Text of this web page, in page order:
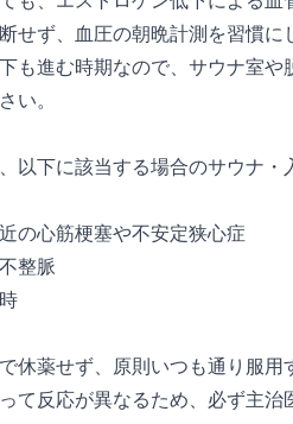
せず、血圧の朝晩計測を習慣
も進む時期なので、サウナ室
い。
以下に該当する場合のサウナ・
の心筋梗塞や不安定狭心症
整脈
休薬せず、原則いつも通り服
て反応が異なるため、必ず主